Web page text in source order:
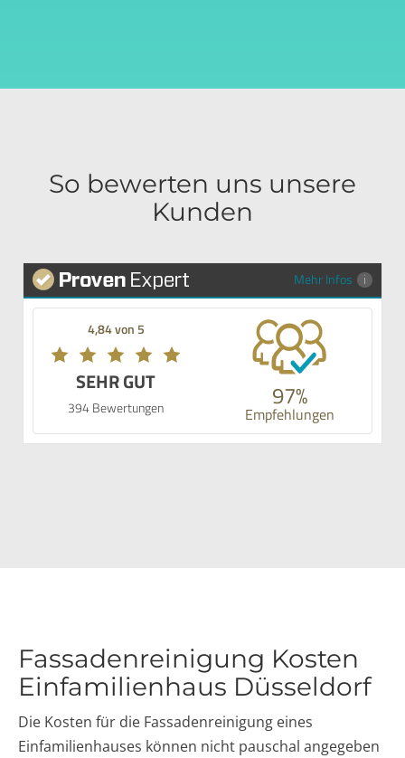
So bewerten uns unsere
Kunden
Mehr Infos
4,84 von 5
SEHR GUT
394 Bewertungen 97%
Empfehlungen
Fassadenreinigung Kosten
Einfamilienhaus Düsseldorf
Die Kosten für die Fassadenreinigung eines
Einfamilienhauses können nicht pauschal angegeben